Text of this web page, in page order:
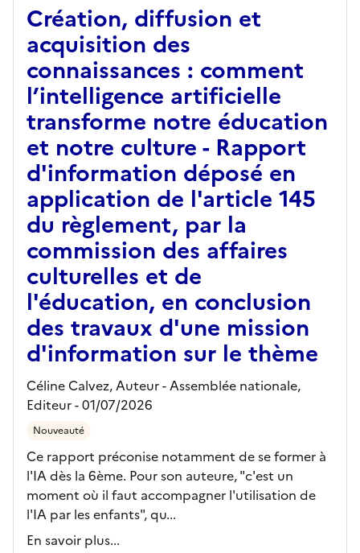
Création, diffusion et
acquisition des
connaissances : comment
l’intelligence artificielle
transforme notre éducation
et notre culture - Rapport
d'information déposé en
application de l'article 145
du règlement, par la
commission des affaires
culturelles et de
l'éducation, en conclusion
des travaux d'une mission
d'information sur le thème
Céline Calvez, Auteur -Assemblée nationale,
Editeur- 01/07/2026
Nouveauté
Ce rapport préconise notamment de se former à
l'IA dès la 6ème. Pour son auteure, "c'est un
moment où il faut accompagner l'utilisation de
l'IA par les enfants", qu...
En savoir plus...